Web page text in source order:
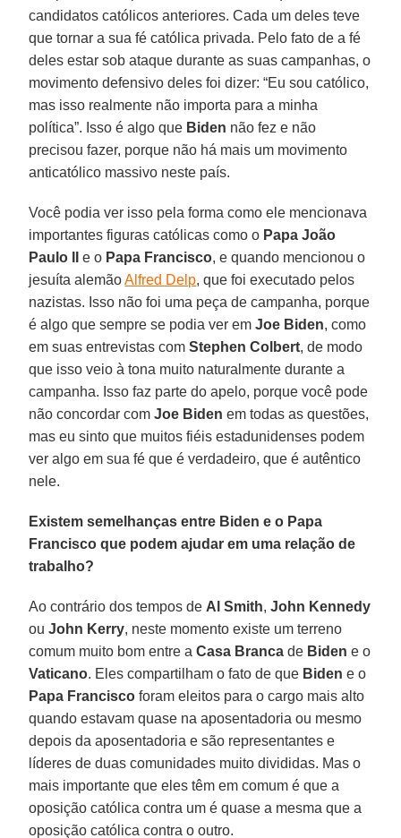
candidatos católicos anteriores. Cada um deles teve
que tornar a sua fé católica privada. Pelo fato de a fé
deles estar sob ataque durante as suas campanhas, o
movimento defensivo deles foi dizer: “Eu sou católico,
mas isso realmente não importa para a minha
política”. Isso é algo que Biden não fez e não
precisou fazer, porque não há mais um movimento
anticatólico massivo neste país.
Você podia ver isso pela forma como ele mencionava
importantes figuras católicas como o Papa João
Paulo II
e o Papa Francisco, e quando mencionou o
jesuíta alemãoAlfred Delp, que foi executado pelos
nazistas. Isso não foi uma peça de campanha, porque
é algo que sempre se podia ver emJoe Biden, como
em suas entrevistas comStephen Colbert, de modo
que isso veio à tona muito naturalmente durante a
campanha. Isso faz parte do apelo, porque você pode
não concordar comJoe Biden em todas as questões,
mas eu sinto que muitos fiéis estadunidenses podem
ver algo em sua fé que é verdadeiro, que é autêntico
nele.
Existem semelhanças entre Biden e o Papa
Francisco que podem ajudar em uma relação de
trabalho?
Ao contrário dos tempos de Al Smith,John Kennedy
ouJohn Kerry, neste momento existe um terreno
comum muito bom entre aCasa Branca de Biden e o
Vaticano. Eles compartilham o fato de que Biden e o
Papa Francisco foram eleitos para o cargo mais alto
quando estavam quase na aposentadoria ou mesmo
depois da aposentadoria e são representantes e
líderes de duas comunidades muito divididas. Mas o
mais importante que eles têm em comum é que a
oposição católica contra um é quase a mesma que a
oposição católica contra o outro.